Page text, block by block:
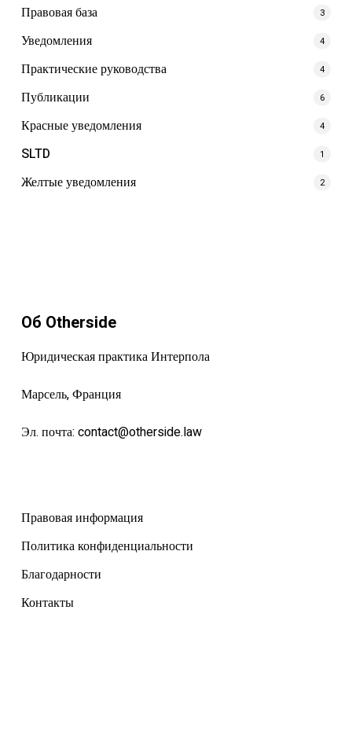
Правовая база 3
Уведомления 4
Практические руководства 4
Публикации 6
Красные уведомления 4
SLTD 1
Желтые уведомления 2
Об Otherside
Юридическая практика Интерпола
Марсель, Франция
Эл. почта: contact@otherside.law
Правовая информация
Политика конфиденциальности
Благодарности
Контакты